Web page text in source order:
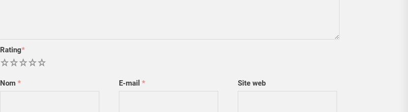
Rating*
5
4
3
2
Nom * E-mail * Site web